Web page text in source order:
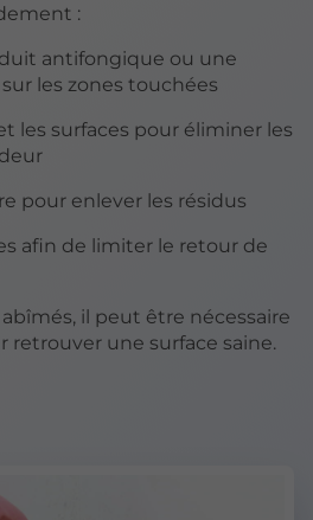
:
antifongique ou une
les zones touchées
les surfaces pour éliminer les
pour enlever les résidus
afin de limiter le retour de
il peut être nécessaire
retrouver une surface saine.